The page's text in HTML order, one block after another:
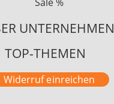
UNTERNEHMEN
TOP-THEMEN
Widerruf einreichen